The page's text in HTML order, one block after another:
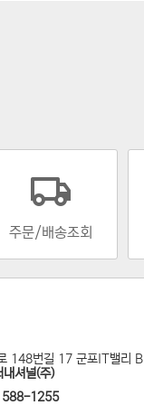
주문/배송조회
148번길 17 군포IT밸리 B
내셔널(주)
1255